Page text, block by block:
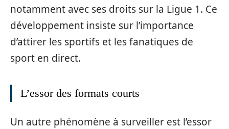
notamment avec ses droits sur la Ligue 1. Ce
développement insiste sur l’importance
d’attirer les sportifs et les fanatiques de
sport en direct.
L’essor des formats courts
Un autre phénomène à surveiller est l’essor